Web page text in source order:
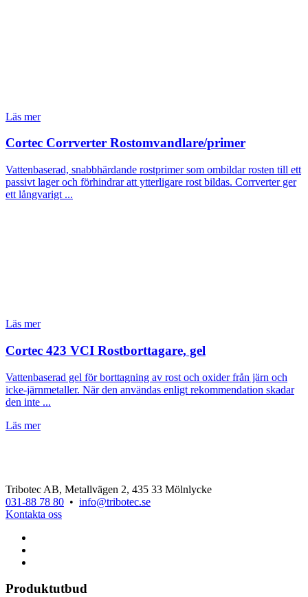
Läs mer
Cortec Corrverter Rostomvandlare/primer
Vattenbaserad, snabbhärdande rostprimer som ombildar rosten till ett
passivt lager och förhindrar att ytterligare rost bildas. Corrverter ger
ett långvarigt ...
Läs mer
Cortec 423 VCI Rostborttagare, gel
Vattenbaserad gel för borttagning av rost och oxider från järn och
icke-järnmetaller. När den användas enligt rekommendation skadar
den inte ...
Läs mer
Tribotec AB, Metallvägen 2, 435 33 Mölnlycke
031-88 78 80 • info@tribotec.se
Kontakta oss
Produktutbud